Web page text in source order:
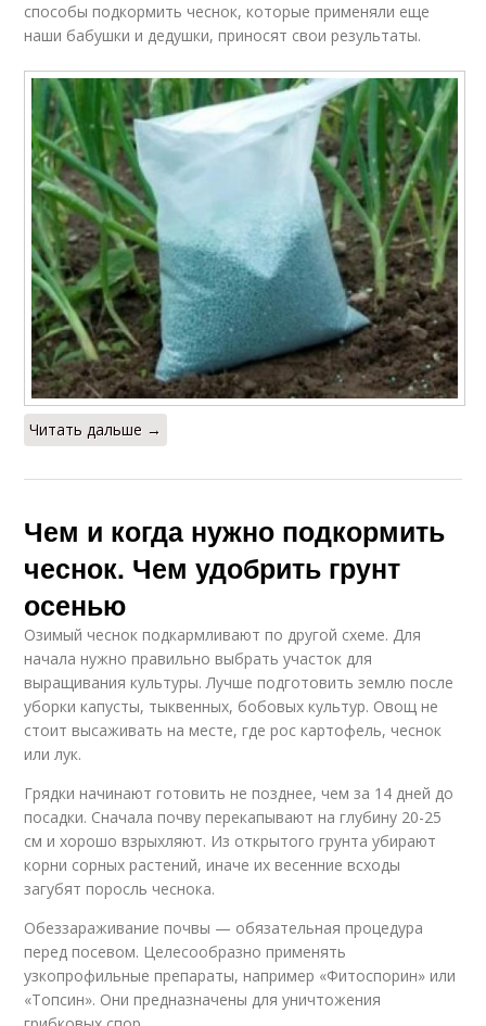
способы подкормить чеснок, которые применяли еще
наши бабушки и дедушки, приносят свои результаты.
Читать дальше →
Чем и когда нужно подкормить
чеснок. Чем удобрить грунт
осенью
Озимый чеснок подкармливают по другой схеме. Для
начала нужно правильно выбрать участок для
выращивания культуры. Лучше подготовить землю после
уборки капусты, тыквенных, бобовых культур. Овощ не
стоит высаживать на месте, где рос картофель, чеснок
или лук.
Грядки начинают готовить не позднее, чем за 14 дней до
посадки. Сначала почву перекапывают на глубину 20-25
см и хорошо взрыхляют. Из открытого грунта убирают
корни сорных растений, иначе их весенние всходы
загубят поросль чеснока.
Обеззараживание почвы — обязательная процедура
перед посевом. Целесообразно применять
узкопрофильные препараты, например «Фитоспорин» или
«Топсин». Они предназначены для уничтожения